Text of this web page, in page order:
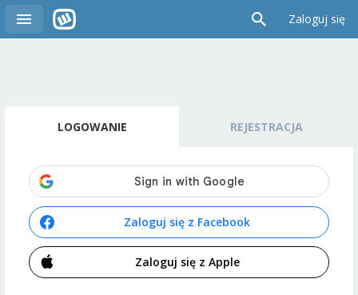
Zaloguj się
LOGOWANIE REJESTRACJA
Zaloguj się z Facebook
Zaloguj się z Apple